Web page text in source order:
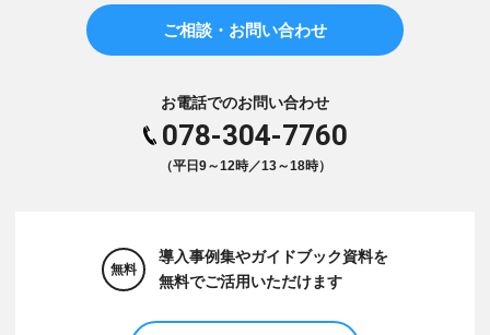
ご相談・お問い合わせ
お電話でのお問い合わせ
078-304-7760
（平日9～12時／13～18時）
無料
導入事例集やガイドブック資料を
無料でご活用いただけます